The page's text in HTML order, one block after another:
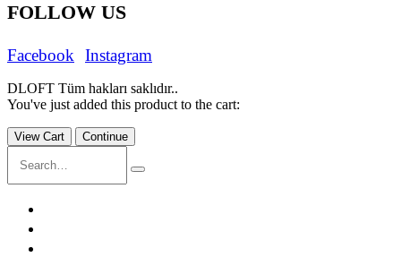
FOLLOW US
Facebook Instagram
DLOFT Tüm hakları saklıdır..
You've just added this product to the cart:
View Cart Continue